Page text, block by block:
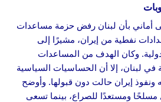
أماني بأن لبنان رفض حزمة مساعدات
نفطية من إيران، مشيرًا إلى
وكان الهدف من المساعدات
في لبنان، إلا أن الحساسيات السياسية
ونفوذ إيران حالت دون قبولها. وأوضح
مسلحًا ومستعدًا للصراع، بينما تسعى